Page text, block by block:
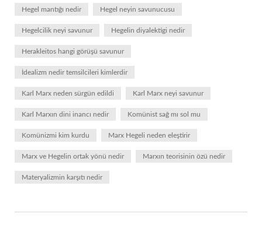
Hegel mantığı nedir Hegel neyin savunucusu
Hegelcilik neyi savunur Hegelin diyalektigi nedir
Herakleitos hangi görüşü savunur
İdealizm nedir temsilcileri kimlerdir
Karl Marx neden sürgün edildi Karl Marx neyi savunur
Karl Marxın dini inancı nedir Komünist sağ mı sol mu
Komünizmi kim kurdu Marx Hegeli neden eleştirir
Marx ve Hegelin ortak yönü nedir Marxın teorisinin özü nedir
Materyalizmin karşıtı nedir